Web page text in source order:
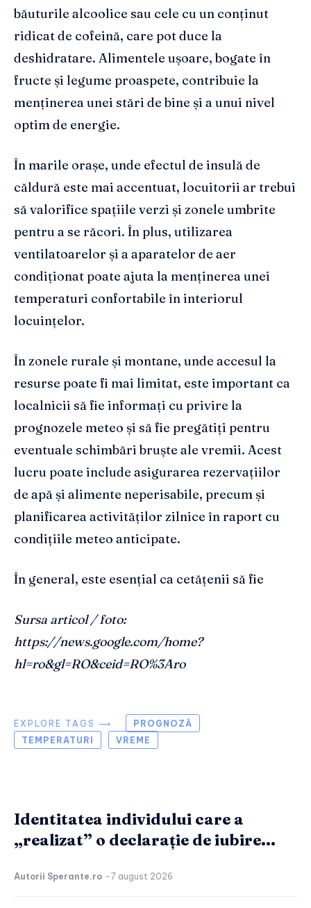
băuturile alcoolice sau cele cu un conținut
ridicat de cofeină, care pot duce la
deshidratare. Alimentele ușoare, bogate în
fructe și legume proaspete, contribuie la
menținerea unei stări de bine și a unui nivel
optim de energie.
În marile orașe, unde efectul de insulă de
căldură este mai accentuat, locuitorii ar trebui
să valorifice spațiile verzi și zonele umbrite
pentru a se răcori. În plus, utilizarea
ventilatoarelor și a aparatelor de aer
condiționat poate ajuta la menținerea unei
temperaturi confortabile în interiorul
locuințelor.
În zonele rurale și montane, unde accesul la
resurse poate fi mai limitat, este important ca
localnicii să fie informați cu privire la
prognozele meteo și să fie pregătiți pentru
eventuale schimbări bruște ale vremii. Acest
lucru poate include asigurarea rezervațiilor
de apă și alimente neperisabile, precum și
planificarea activităților zilnice în raport cu
condițiile meteo anticipate.
În general, este esențial ca cetățenii să fie
Sursa articol / foto:
https://news.google.com/home?
hl=ro&gl=RO&ceid=RO%3Aro
EXPLORE TAGS ⟶
PROGNOZĂ
TEMPERATURI
VREME
Identitatea individului care a
„realizat” o declarație de iubire...
Autorii Sperante.ro - 7 august 2026